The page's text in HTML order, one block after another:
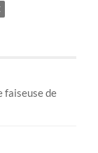
faiseuse de